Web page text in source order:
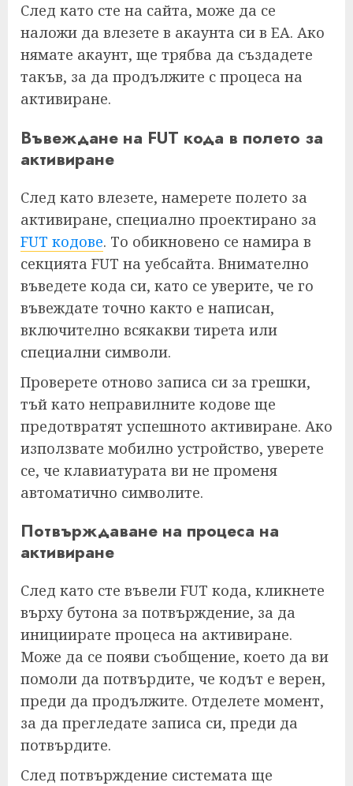
След като сте на сайта, може да се
наложи да влезете в акаунта си в EA. Ако
нямате акаунт, ще трябва да създадете
такъв, за да продължите с процеса на
активиране.
Въвеждане на FUT кода в полето за
активиране
След като влезете, намерете полето за
активиране, специално проектирано за
FUT кодове. То обикновено се намира в
секцията FUT на уебсайта. Внимателно
въведете кода си, като се уверите, че го
въвеждате точно както е написан,
включително всякакви тирета или
специални символи.
Проверете отново записа си за грешки,
тъй като неправилните кодове ще
предотвратят успешното активиране. Ако
използвате мобилно устройство, уверете
се, че клавиатурата ви не променя
автоматично символите.
Потвърждаване на процеса на
активиране
След като сте въвели FUT кода, кликнете
върху бутона за потвърждение, за да
инициирате процеса на активиране.
Може да се появи съобщение, което да ви
помоли да потвърдите, че кодът е верен,
преди да продължите. Отделете момент,
за да прегледате записа си, преди да
потвърдите.
След потвърждение системата ще